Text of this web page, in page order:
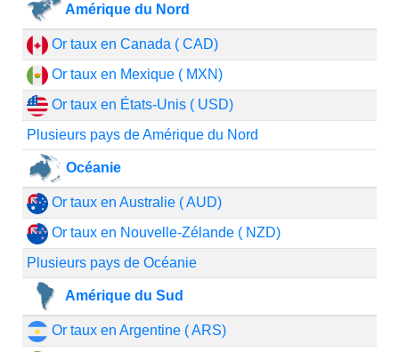
Amérique du Nord
Or taux en Canada ( CAD)
Or taux en Mexique ( MXN)
Or taux en États-Unis ( USD)
Plusieurs pays de Amérique du Nord
Océanie
Or taux en Australie ( AUD)
Or taux en Nouvelle-Zélande ( NZD)
Plusieurs pays de Océanie
Amérique du Sud
Or taux en Argentine ( ARS)